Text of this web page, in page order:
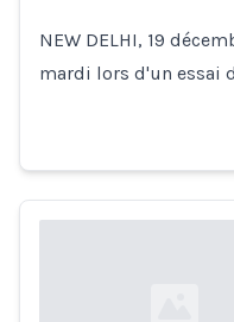
NEW DELHI, 19
mardi lors d'un essai